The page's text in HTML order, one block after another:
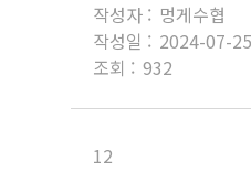
작성자 : 멍게수협
작성일 : 2024-07-25
조회 : 932
12